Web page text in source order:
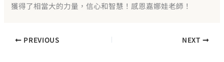
獲得了相當大的力量，信心和智慧！感恩嘉娜娃老師！
PREVIOUS NEXT